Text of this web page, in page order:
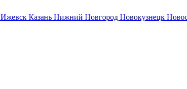
Ижевск Казань Нижний Новгород Новокузнецк